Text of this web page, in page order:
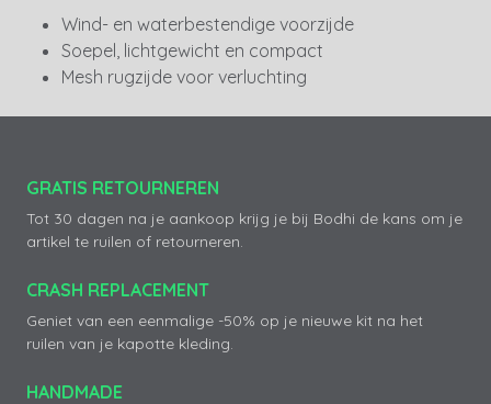
Wind- en waterbestendige voorzijde
Soepel, lichtgewicht en compact
Mesh rugzijde voor verluchting
GRATIS RETOURNEREN
Tot 30 dagen na je aankoop krijg je bij Bodhi de kans om je
artikel te ruilen of retourneren.
CRASH REPLACEMENT
Geniet van een eenmalige -50% op je nieuwe kit na het
ruilen van je kapotte kleding.
HANDMADE